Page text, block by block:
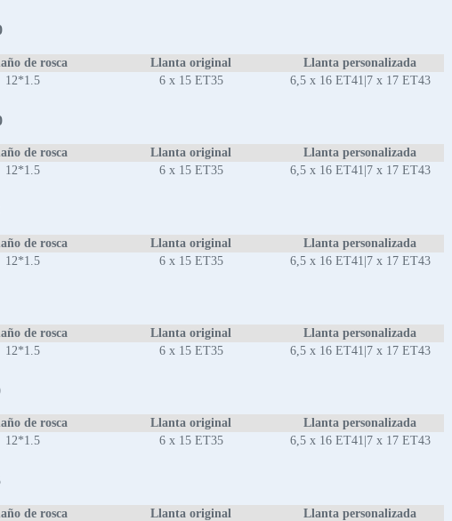
de rosca Llanta original
Llanta personalizada
12*1.5 6 x 15 ET35 6,5 x 16 ET41|7 x 17 ET43
de rosca Llanta original
Llanta personalizada
12*1.5 6 x 15 ET35 6,5 x 16 ET41|7 x 17 ET43
de rosca Llanta original
Llanta personalizada
12*1.5 6 x 15 ET35 6,5 x 16 ET41|7 x 17 ET43
de rosca Llanta original
Llanta personalizada
12*1.5 6 x 15 ET35 6,5 x 16 ET41|7 x 17 ET43
de rosca Llanta original
Llanta personalizada
12*1.5 6 x 15 ET35 6,5 x 16 ET41|7 x 17 ET43
de rosca Llanta original
Llanta personalizada